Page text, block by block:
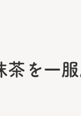
茶を一